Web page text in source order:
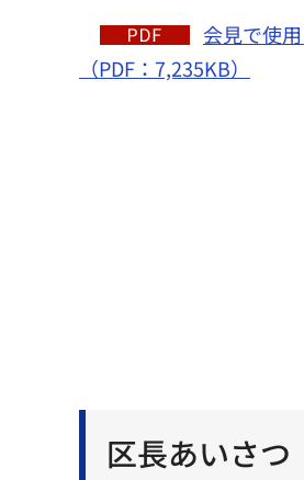
会見で使
（PDF：7,235KB）
区長あいさつ